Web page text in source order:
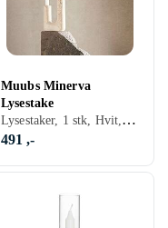
Muubs Minerva
Lysestake
Lysestaker, 1 stk, Hvit, Sølv
491 ,-